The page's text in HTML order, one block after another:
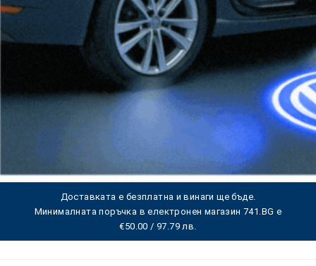
Доставката е безплатна и винаги ще бъде.
Минималната поръчка в електронен магазин 741.BG е
€50.00 / 97.79 лв.